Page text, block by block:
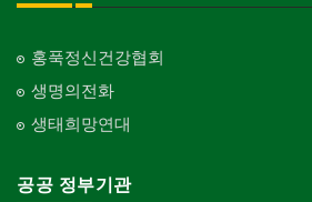
홍푹정신건강협회
생명의전화
생태희망연대
공공 정부기관